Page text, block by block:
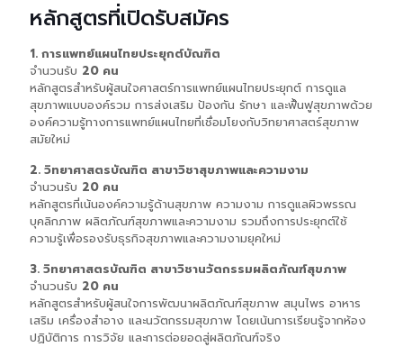
หลักสูตรที่เปิดรับสมัคร
1. การแพทย์แผนไทยประยุกต์บัณฑิต
จำนวนรับ 20 คน
หลักสูตรสำหรับผู้สนใจศาสตร์การแพทย์แผนไทยประยุกต์ การดูแล
สุขภาพแบบองค์รวม การส่งเสริม ป้องกัน รักษา และฟื้นฟูสุขภาพด้วย
องค์ความรู้ทางการแพทย์แผนไทยที่เชื่อมโยงกับวิทยาศาสตร์สุขภาพ
สมัยใหม่
2. วิทยาศาสตรบัณฑิต สาขาวิชาสุขภาพและความงาม
จำนวนรับ 20 คน
หลักสูตรที่เน้นองค์ความรู้ด้านสุขภาพ ความงาม การดูแลผิวพรรณ
บุคลิกภาพ ผลิตภัณฑ์สุขภาพและความงาม รวมถึงการประยุกต์ใช้
ความรู้เพื่อรองรับธุรกิจสุขภาพและความงามยุคใหม่
3. วิทยาศาสตรบัณฑิต สาขาวิชานวัตกรรมผลิตภัณฑ์สุขภาพ
จำนวนรับ 20 คน
หลักสูตรสำหรับผู้สนใจการพัฒนาผลิตภัณฑ์สุขภาพ สมุนไพร อาหาร
เสริม เครื่องสำอาง และนวัตกรรมสุขภาพ โดยเน้นการเรียนรู้จากห้อง
ปฏิบัติการ การวิจัย และการต่อยอดสู่ผลิตภัณฑ์จริง